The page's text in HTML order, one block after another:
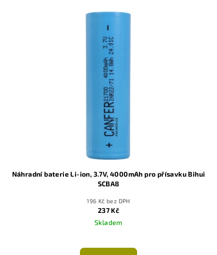
Náhradní baterie Li-ion, 3.7V, 4000mAh pro přísavku Bihui
SCBA8
196 Kč bez DPH
237 Kč
Skladem